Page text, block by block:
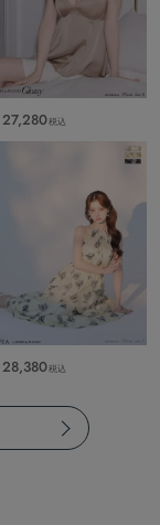
27,280税込
28,380税込